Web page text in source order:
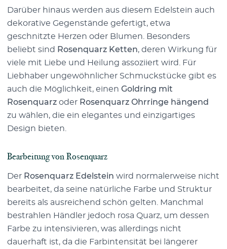
Darüber hinaus werden aus diesem Edelstein auch
dekorative Gegenstände gefertigt, etwa
geschnitzte Herzen oder Blumen. Besonders
beliebt sind
Rosenquarz Ketten, deren Wirkung für
viele mit Liebe und Heilung assoziiert wird. Für
Liebhaber ungewöhnlicher Schmuckstücke gibt es
auch die Möglichkeit, einen Goldring mit
Rosenquarz oder Rosenquarz Ohrringe hängend
zu wählen, die ein elegantes und einzigartiges
Design bieten.
Bearbeitung vonRosenquarz
Der Rosenquarz Edelstein wird normalerweise nicht
bearbeitet, da seine natürliche Farbe und Struktur
bereits als ausreichend schön gelten. Manchmal
bestrahlen Händler jedoch rosa Quarz, um dessen
Farbe zu intensivieren, was allerdings nicht
dauerhaft ist, da die Farbintensität bei längerer